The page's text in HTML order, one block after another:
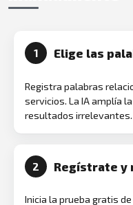
1 Elige las
Registra palabras
servicios. La IA amplía
resultados irrelevantes.
2 Regístrate y
Inicia la prueba gratis